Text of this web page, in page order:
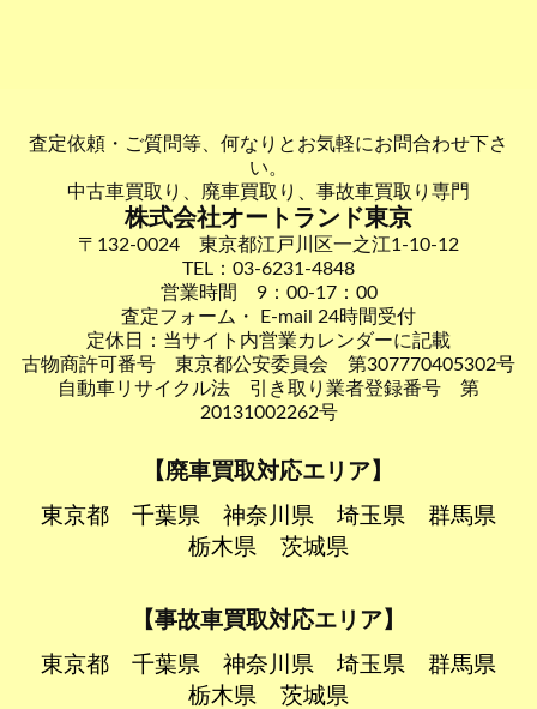
査定依頼・ご質問等、何なりとお気軽にお問合わせ下さ
い。
中古車買取り、廃車買取り、事故車買取り専門
株式会社オートランド東京
〒132-0024 東京都江戸川区一之江1-10-12
TEL：03-6231-4848
営業時間 9：00-17：00
査定フォーム・ E-mail 24時間受付
定休日：当サイト内営業カレンダーに記載
古物商許可番号 東京都公安委員会 第307770405302号
自動車リサイクル法 引き取り業者登録番号 第
20131002262号
【廃車買取対応エリア】
東京都
千葉県 神奈川県 埼玉県
群馬県
栃木県
茨城県
【事故車買取対応エリア】
東京都
千葉県 神奈川県 埼玉県
群馬県
栃木県
茨城県